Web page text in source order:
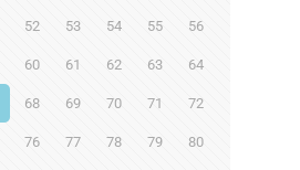
52 53 54 55 56
60 61 62 63 64
68 69 70 71 72
76 77 78 79 80